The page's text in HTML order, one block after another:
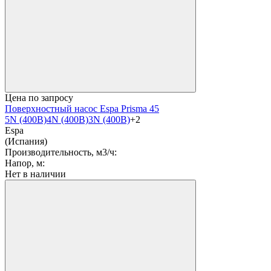
Цена по запросу
Поверхностный насос Espa Prisma 45
5N (400B)4N (400B)3N (400B)+2
Espa
(Испания)
Производительность, м3/ч:
Напор, м:
Нет в наличии